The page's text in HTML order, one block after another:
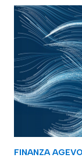
FINANZA